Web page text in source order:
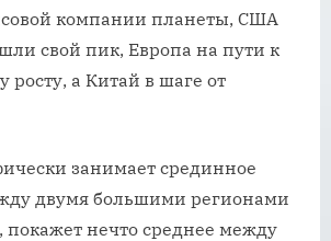
компании планеты, США
свой пик, Европа на пути к
росту, а Китай в шаге от
занимает срединное
двумя большими регионами
покажет нечто среднее между